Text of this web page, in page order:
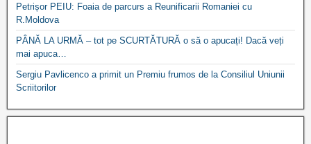
Petrișor PEIU: Foaia de parcurs a Reunificarii Romaniei cu
R.Moldova
PÂNĂ LA URMĂ – tot pe SCURTĂTURĂ o să o apucați! Dacă veți
mai apuca…
Sergiu Pavlicenco a primit un Premiu frumos de la Consiliul Uniunii
Scriitorilor